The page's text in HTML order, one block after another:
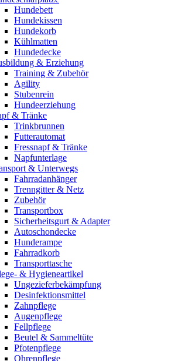
Hundebett
Hundekissen
Hundekorb
Kühlmatten
Hundedecke
& Erziehung
Training & Zubehör
Agility
Stubenrein
Hundeerziehung
& Tränke
Trinkbrunnen
Futterautomat
Fressnapf & Tränke
Napfunterlage
& Unterwegs
Fahrradanhänger
Trenngitter & Netz
Zubehör
Transportbox
Sicherheitsgurt & Adapter
Autoschondecke
Hunderampe
Fahrradkorb
Transporttasche
& Hygieneartikel
Ungezieferbekämpfung
Desinfektionsmittel
Zahnpflege
Augenpflege
Fellpflege
Beutel & Sammeltüte
Pfotenpflege
Ohrenpflege